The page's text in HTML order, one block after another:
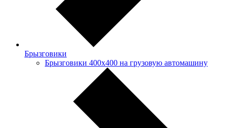
Брызговики
Брызговики 400х400 на грузовую автомашину